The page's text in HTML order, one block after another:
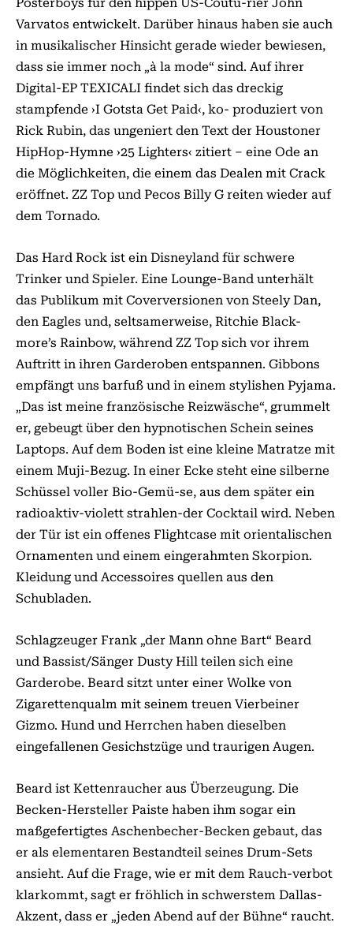
Varvatos entwickelt. Darüber hinaus haben sie auch
in musikalischer Hinsicht gerade wieder bewiesen,
dass sie immer noch „à la mode“ sind. Auf ihrer
Digital-EP TEXICALI findet sich das dreckig
stampfende ›I Gotsta Get Paid‹, ko- produziert von
Rick Rubin, das ungeniert den Text der Houstoner
HipHop-Hymne ›25 Lighters‹ zitiert – eine Ode an
die Möglichkeiten, die einem das Dealen mit Crack
eröffnet. ZZ Top und Pecos Billy G reiten wieder auf
dem Tornado.
Das Hard Rock ist ein Disneyland für schwere
Trinker und Spieler. Eine Lounge-Band unterhält
das Publikum mit Coverversionen von Steely Dan,
den Eagles und, seltsamerweise, Ritchie Black-
more’s Rainbow, während ZZ Top sich vor ihrem
Auftritt in ihren Garderoben entspannen. Gibbons
empfängt uns barfuß und in einem stylishen Pyjama.
„Das ist meine französische Reizwäsche“, grummelt
er, gebeugt über den hypnotischen Schein seines
Laptops. Auf dem Boden ist eine kleine Matratze mit
einem Muji-Bezug. In einer Ecke steht eine silberne
Schüssel voller Bio-Gemü-se, aus dem später ein
radioaktiv-violett strahlen-der Cocktail wird. Neben
der Tür ist ein offenes Flightcase mit orientalischen
Ornamenten und einem eingerahmten Skorpion.
Kleidung und Accessoires quellen aus den
Schubladen.
Schlagzeuger Frank „der Mann ohne Bart“ Beard
und Bassist/Sänger Dusty Hill teilen sich eine
Garderobe. Beard sitzt unter einer Wolke von
Zigarettenqualm mit seinem treuen Vierbeiner
Gizmo. Hund und Herrchen haben dieselben
eingefallenen Gesichstzüge und traurigen Augen.
Beard ist Kettenraucher aus Überzeugung. Die
Becken-Hersteller Paiste haben ihm sogar ein
maßgefertigtes Aschenbecher-Becken gebaut, das
er als elementaren Bestandteil seines Drum-Sets
ansieht. Auf die Frage, wie er mit dem Rauch-verbot
klarkommt, sagt er fröhlich in schwerstem Dallas-
Akzent, dass er „jeden Abend auf der Bühne“ raucht.